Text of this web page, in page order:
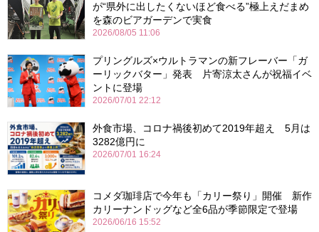
が“県外に出したくないほど食べる”極上えだまめ
を森のビアガーデンで実食
2026/08/05 11:06
プリングルズ×ウルトラマンの新フレーバー「ガ
ーリックバター」発表 片寄涼太さんが祝福イベ
ントに登場
2026/07/01 22:12
外食市場、コロナ禍後初めて2019年超え 5月は
3282億円に
2026/07/01 16:24
コメダ珈琲店で今年も「カリー祭り」開催 新作
カリーナンドッグなど全6品が季節限定で登場
2026/06/16 15:52